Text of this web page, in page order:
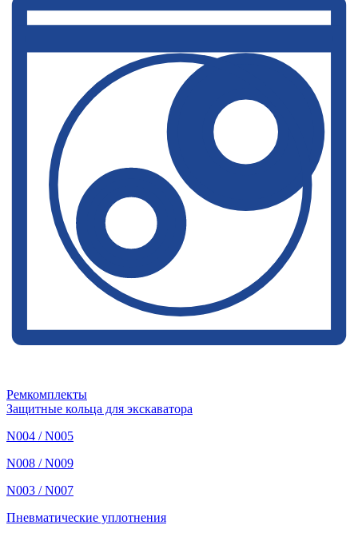
Ремкомплекты
Защитные кольца для экскаватора
N004 / N005
N008 / N009
N003 / N007
Пневматические уплотнения